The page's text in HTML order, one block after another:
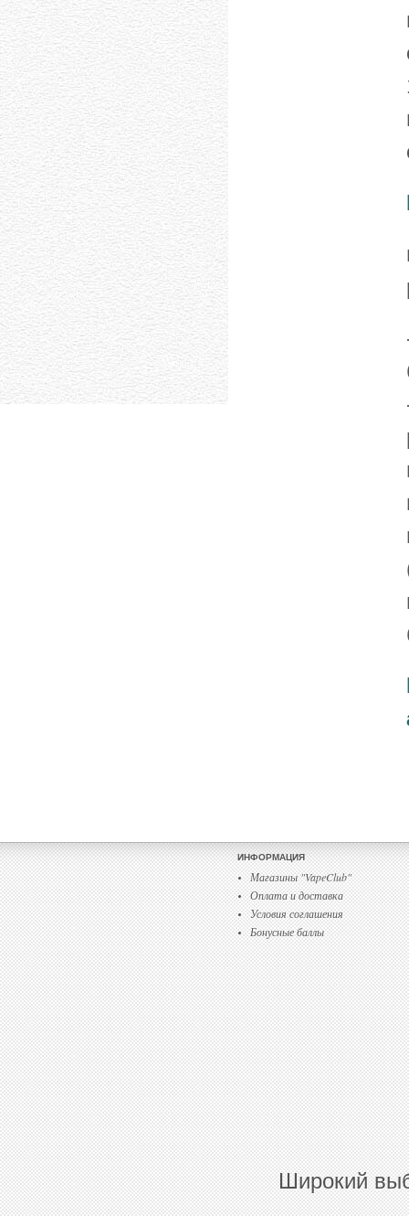
ИНФОРМАЦИЯ
Магазины "VapeClub"
Оплата и доставка
Условия соглашения
Бонусные баллы
Широкий